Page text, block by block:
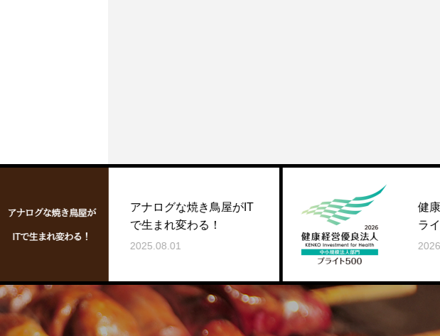
アナログな焼き⿃屋がIT
で⽣まれ変わる！
健康経営優良法人
ライト500
2026.03.09